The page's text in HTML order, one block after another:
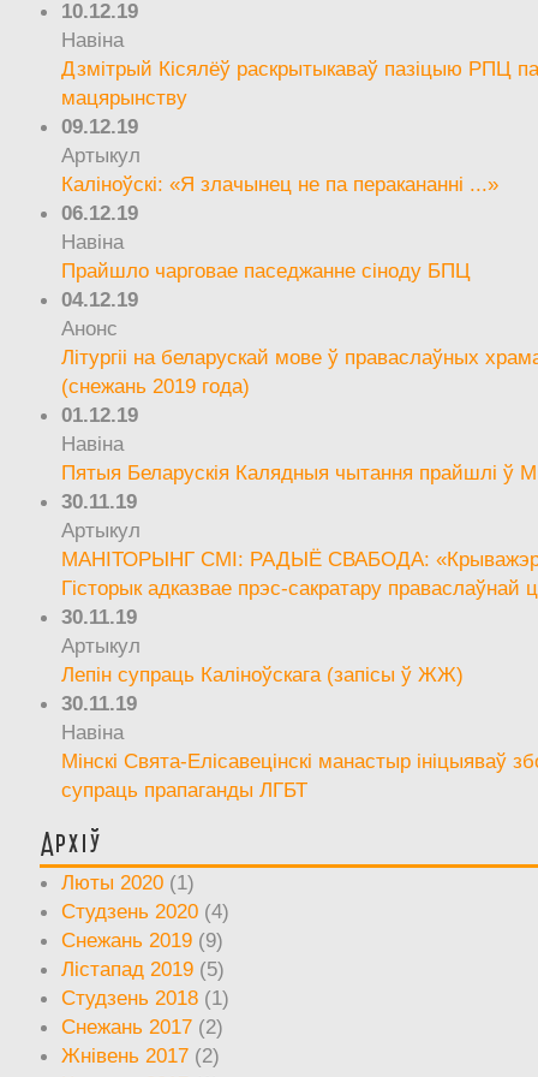
10.12.19
Навіна
Дзмітрый Кісялёў раскрытыкаваў пазіцыю РПЦ
мацярынству
09.12.19
Артыкул
Каліноўскі: «Я злачынец не па перакананні ...»
06.12.19
Навіна
Прайшло чарговае паседжанне сіноду БПЦ
04.12.19
Анонс
Літургіі на беларускай мове ў праваслаўных
(снежань 2019 года)
01.12.19
Навіна
Пятыя Беларускія Калядныя чытання прайшлі ў
30.11.19
Артыкул
МАНІТОРЫНГ СМІ: РАДЫЁ СВАБОДА:
Гісторык адказвае прэс-сакратару праваслаўнай
30.11.19
Артыкул
Лепін супраць Каліноўскага (запісы ў ЖЖ)
30.11.19
Навіна
Мінскі Свята-Елісавецінскі манастыр ініцыяваў
супраць прапаганды ЛГБТ
Архіў
Люты 2020 (1)
Студзень 2020 (4)
Снежань 2019 (9)
Лістапад 2019 (5)
Студзень 2018 (1)
Снежань 2017 (2)
Жнівень 2017 (2)